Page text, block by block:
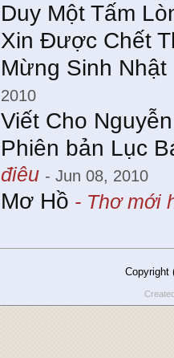
Duy Một Tấm
Xin Được Chết
Mừng Sinh
2010
Viết Cho
Phiên bản Lục
điêu - Jun 08, 2010
Mơ Hồ - Thơ mới
Copyright